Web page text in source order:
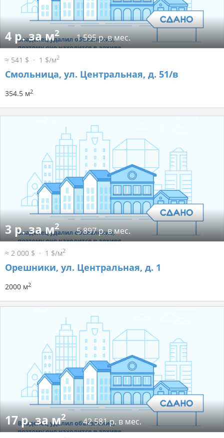
4 р. за м2 1 595 р. в мес.
≈ 541 $ 1 $/м2
Смольница, ул. Центральная, д. 51/в
354.5 м2
3 р. за м2 5 897 р. в мес.
≈ 2 000 $ 1 $/м2
Орешники, ул. Центральная, д. 1
2000 м2
17 р. за м2 42 581 р. в мес.